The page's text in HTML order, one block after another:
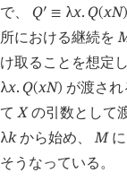
で、 Q󰎘 ≡ λx.Q(xN)
所における継続を
け取ることを想定
λx.Q(xN) が渡さ
てXの引数として
λkから始め、Mに
そうなっている。